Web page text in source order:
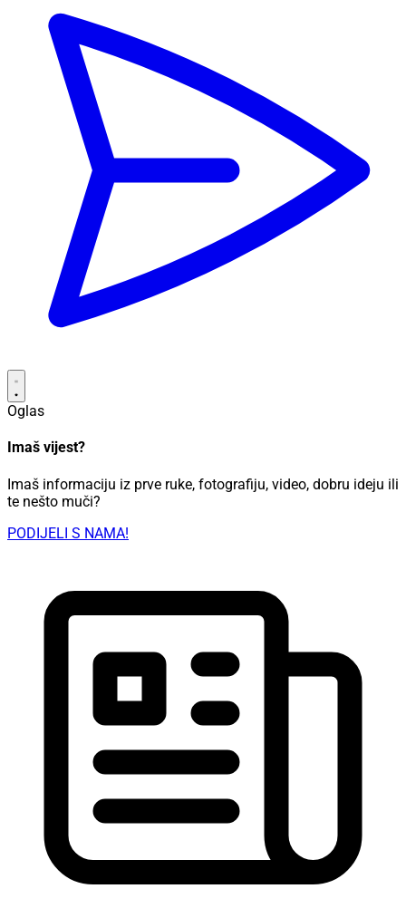
Oglas
Imaš vijest?
Imaš informaciju iz prve ruke, fotografiju, video, dobru ideju ili
te nešto muči?
PODIJELI S NAMA!